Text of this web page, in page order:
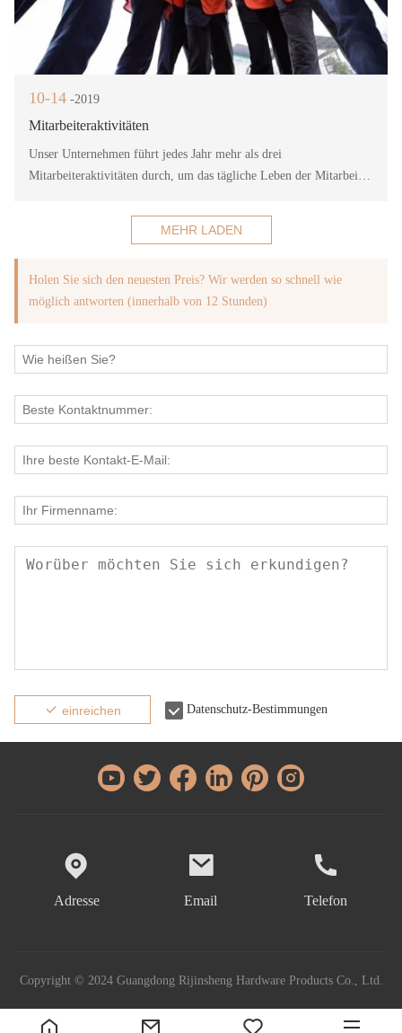
10-14 -2019
Mitarbeiteraktivitäten
Unser Unternehmen führt jedes Jahr mehr als drei
Mitarbeiteraktivitäten durch, um das tägliche Leben der Mitarbeiter
zu fördern, um die Arbeitseffizienz und die Begeisterung der
MEHR LADEN
Holen Sie sich den neuesten Preis? Wir werden so schnell wie
möglich antworten (innerhalb von 12 Stunden)
einreichen Datenschutz-Bestimmungen
Adresse Email Telefon
Copyright © 2024 Guangdong Rijinsheng Hardware Products Co., Ltd.